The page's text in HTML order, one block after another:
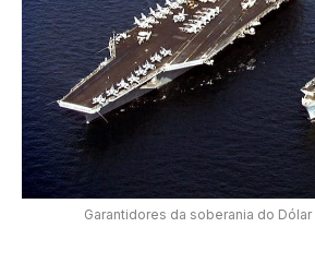
Garantidores da soberania do